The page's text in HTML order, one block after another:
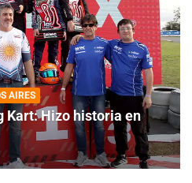
AIRES
Kart: Hizo historia en